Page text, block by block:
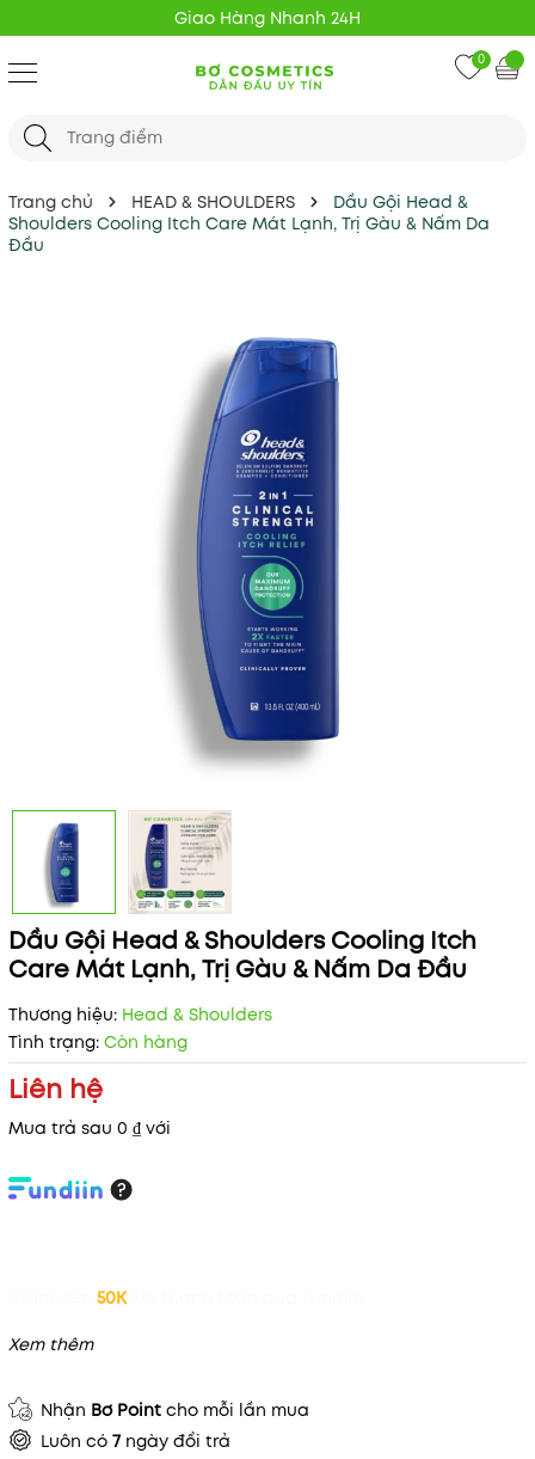
Giao Hàng Nhanh 24H
0
Trang chủ HEAD & SHOULDERS
Dầu Gội Head &
Shoulders Cooling Itch Care Mát Lạnh, Trị Gàu & Nấm Da
Đầu
Dầu Gội Head & Shoulders Cooling Itch
Care Mát Lạnh, Trị Gàu & Nấm Da Đầu
Thương hiệu: Head & Shoulders
Tình trạng: Còn hàng
Liên hệ
Mua trả sau 0 ₫ với
50K
Xem thêm
Nhận Bơ Point cho mỗi lần mua
Luôn có 7 ngày đổi trả